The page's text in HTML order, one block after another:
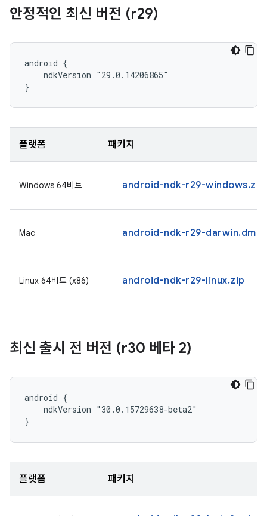
안정적인 최신 버전 (r29)
android {
    ndkVersion "29.0.14206865"
}
플랫폼 패키지
Windows 64비트 android-ndk-r29-windows.zip
Mac android-ndk-r29-darwin.dmg
Linux 64비트 (x86) android-ndk-r29-linux.zip
최신 출시 전 버전 (r30 베타 2)
android {
    ndkVersion "30.0.15729638-beta2"
}
플랫폼 패키지